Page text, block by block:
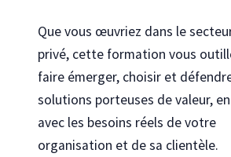
Que vous œuvriez dans le
privé, cette formation vous
faire émerger, choisir et
solutions porteuses de valeur,
avec les besoins réels de votre
organisation et de sa clientèle.